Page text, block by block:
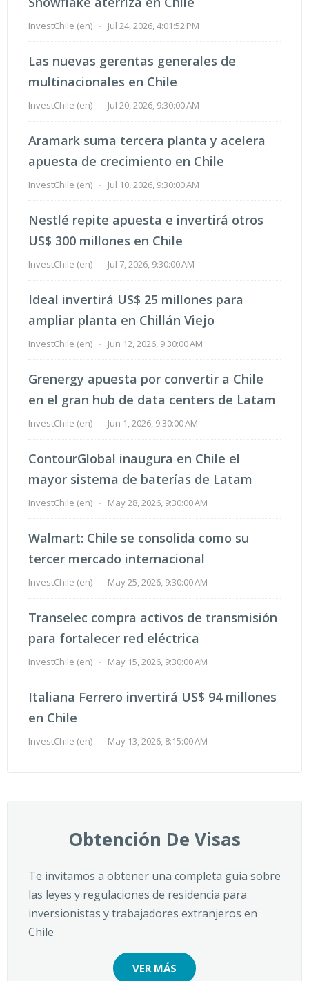
InvestChile (en) - Jul 24, 2026, 4:01:52 PM
Las nuevas gerentas generales de
multinacionales en Chile
InvestChile (en) - Jul 20, 2026, 9:30:00 AM
Aramark suma tercera planta y acelera
apuesta de crecimiento en Chile
InvestChile (en) - Jul 10, 2026, 9:30:00 AM
Nestlé repite apuesta e invertirá otros
US$ 300 millones en Chile
InvestChile (en) - Jul 7, 2026, 9:30:00 AM
Ideal invertirá US$ 25 millones para
ampliar planta en Chillán Viejo
InvestChile (en) - Jun 12, 2026, 9:30:00 AM
Grenergy apuesta por convertir a Chile
en el gran hub de data centers de Latam
InvestChile (en) - Jun 1, 2026, 9:30:00 AM
ContourGlobal inaugura en Chile el
mayor sistema de baterías de Latam
InvestChile (en) - May 28, 2026, 9:30:00 AM
Walmart: Chile se consolida como su
tercer mercado internacional
InvestChile (en) - May 25, 2026, 9:30:00 AM
Transelec compra activos de transmisión
para fortalecer red eléctrica
InvestChile (en) - May 15, 2026, 9:30:00 AM
Italiana Ferrero invertirá US$ 94 millones
en Chile
InvestChile (en) - May 13, 2026, 8:15:00 AM
Obtención De Visas
Te invitamos a obtener una completa guía sobre
las leyes y regulaciones de residencia para
inversionistas y trabajadores extranjeros en
Chile
VER MÁS